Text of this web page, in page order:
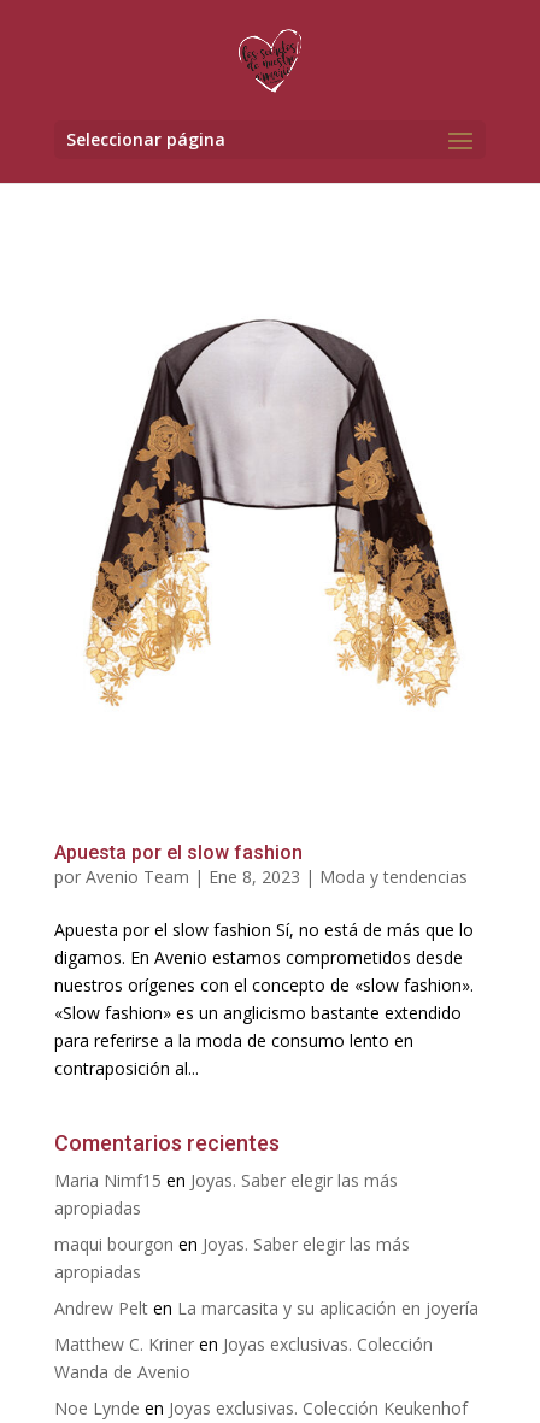
Seleccionar página
Apuesta por el slow fashion
por Avenio Team | Ene 8, 2023 | Moda y tendencias
Apuesta por el slow fashion Sí, no está de más que lo
digamos. En Avenio estamos comprometidos desde
nuestros orígenes con el concepto de «slow fashion».
«Slow fashion» es un anglicismo bastante extendido
para referirse a la moda de consumo lento en
contraposición al...
Comentarios recientes
Maria Nimf15 en Joyas. Saber elegir las más
apropiadas
maqui bourgon en Joyas. Saber elegir las más
apropiadas
Andrew Pelten La marcasita y su aplicación en joyería
Matthew C. Krineren Joyas exclusivas. Colección
Wanda de Avenio
Noe Lynde en Joyas exclusivas. Colección Keukenhof